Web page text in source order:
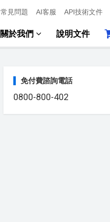
常見問題 AI客服 API技術文件
關於我們 說明文件
免付費諮詢電話
0800-800-402